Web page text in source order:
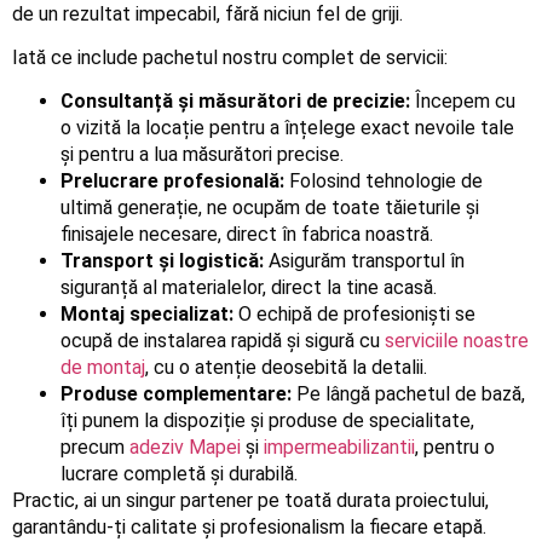
de un rezultat impecabil, fără niciun fel de griji.
Iată ce include pachetul nostru complet de servicii:
Consultanță și măsurători de precizie: Începem cu
o vizită la locație pentru a înțelege exact nevoile tale
și pentru a lua măsurători precise.
Prelucrare profesională: Folosind tehnologie de
ultimă generație, ne ocupăm de toate tăieturile și
finisajele necesare, direct în fabrica noastră.
Transport și logistică: Asigurăm transportul în
siguranță al materialelor, direct la tine acasă.
Montaj specializat: O echipă de profesioniști se
ocupă de instalarea rapidă și sigură cu serviciile noastre
de montaj, cu o atenție deosebită la detalii.
Produse complementare: Pe lângă pachetul de bază,
îți punem la dispoziție și produse de specialitate,
precum adeziv Mapei și impermeabilizantii, pentru o
lucrare completă și durabilă.
Practic, ai un singur partener pe toată durata proiectului,
garantându-ți calitate și profesionalism la fiecare etapă.